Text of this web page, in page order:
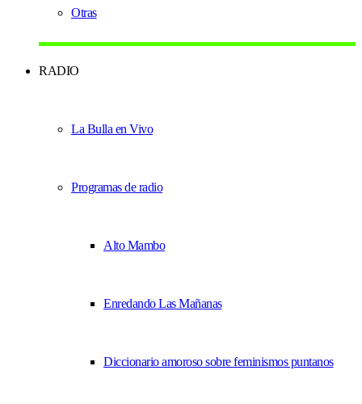
Otras
RADIO
La Bulla en Vivo
Programas de radio
Alto Mambo
Enredando Las Mañanas
Diccionario amoroso sobre feminismos puntanos